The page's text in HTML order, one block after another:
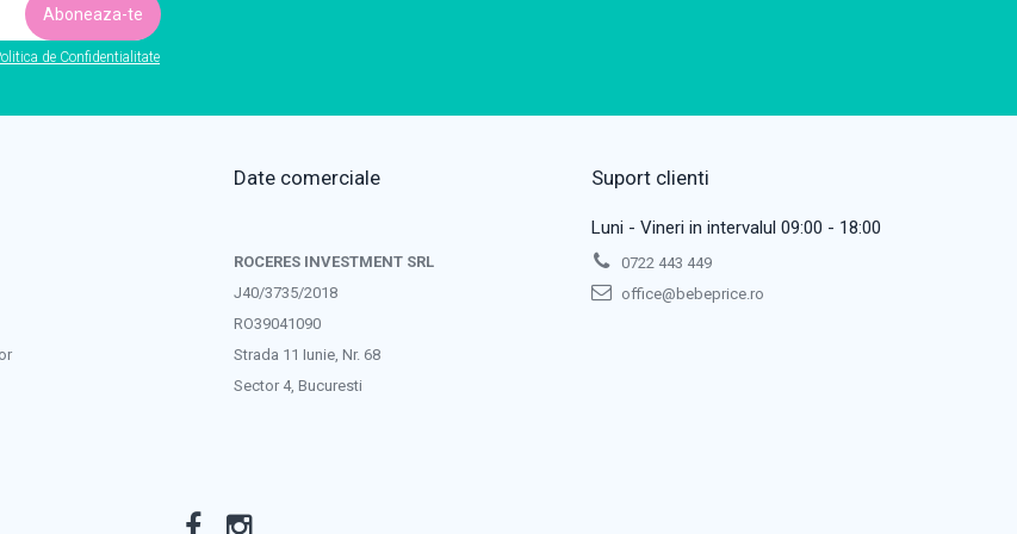
de Confidentialitate
Date comerciale
ROCERES INVESTMENT SRL
J40/3735/2018
RO39041090
Strada 11 Iunie, Nr. 68
Sector 4, Bucuresti
Suport clienti
Luni - Vineri in intervalul 09:00 - 18:00
0722 443 449
office@bebeprice.ro